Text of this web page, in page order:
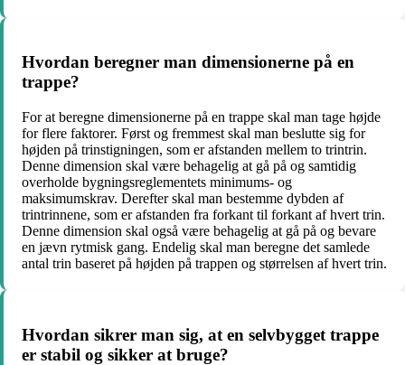
Hvordan beregner man dimensionerne på en
trappe?
For at beregne dimensionerne på en trappe skal man tage højde
for flere faktorer. Først og fremmest skal man beslutte sig for
højden på trinstigningen, som er afstanden mellem to trintrin.
Denne dimension skal være behagelig at gå på og samtidig
overholde bygningsreglementets minimums- og
maksimumskrav. Derefter skal man bestemme dybden af
trintrinnene, som er afstanden fra forkant til forkant af hvert trin.
Denne dimension skal også være behagelig at gå på og bevare
en jævn rytmisk gang. Endelig skal man beregne det samlede
antal trin baseret på højden på trappen og størrelsen af hvert trin.
Hvordan sikrer man sig, at en selvbygget trappe
er stabil og sikker at bruge?